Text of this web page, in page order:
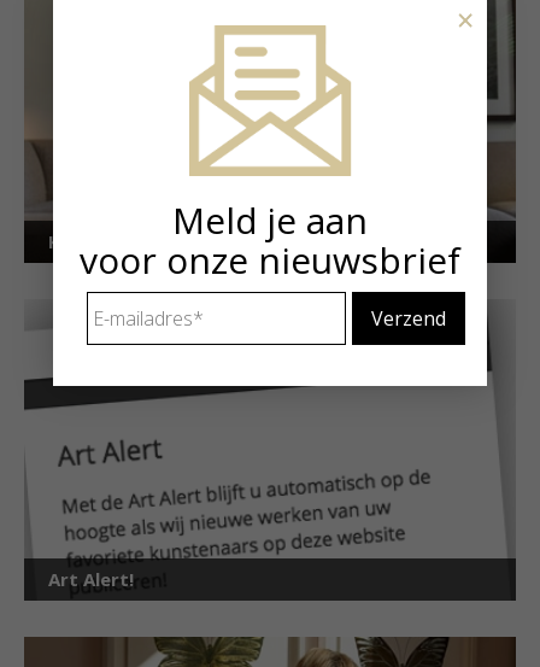
Kunstuitleen voor particulieren
Art Alert!
Meld je aan
voor onze nieuwsbrief
mailadres *
×